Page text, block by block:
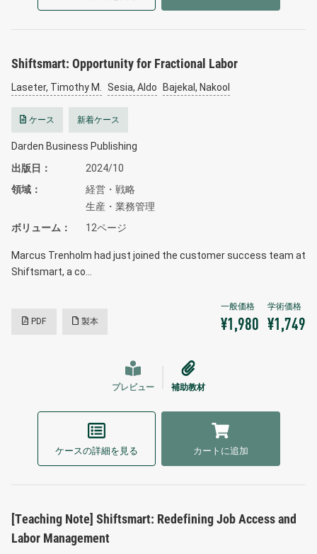
Shiftsmart: Opportunity for Fractional Labor
Laseter, Timothy M. Sesia, Aldo Bajekal, Nakool
ケース 新着ケース
Darden Business Publishing
出版日
2024/10
領域
経営・戦略
生産・業務管理
ボリューム
12ページ
Marcus Trenholm had just joined the customer success team at
Shiftsmart, a co…
PDF 製本 ¥1,980 ¥1,749
プレビュー 補助教材
ケースの詳細を見る カートに追加
[Teaching Note] Shiftsmart: Redefining Job Access and
Labor Management